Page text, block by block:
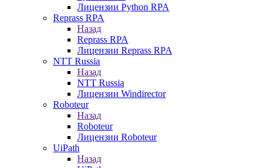
Лицензии Python RPA
Reprass RPA
Назад
Reprass RPA
Лицензии Reprass RPA
NTT Russia
Назад
NTT Russia
Лицензии Windirector
Roboteur
Назад
Roboteur
Лицензии Roboteur
UiPath
Назад